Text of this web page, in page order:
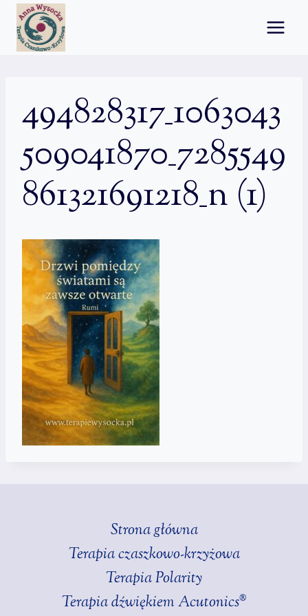
Przejdź
treści
494828317_1063043
509041870_7285549
861321691218_n (1)
Strona główna
Terapia czaszkowo-krzyżowa
Terapia Polarity
Terapia dźwiękiem Acutonics®